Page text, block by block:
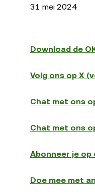
31 mei 2024
Download de
Volg ons op X
Chat met ons
Chat met ons
Abonneer je op
Doe mee met